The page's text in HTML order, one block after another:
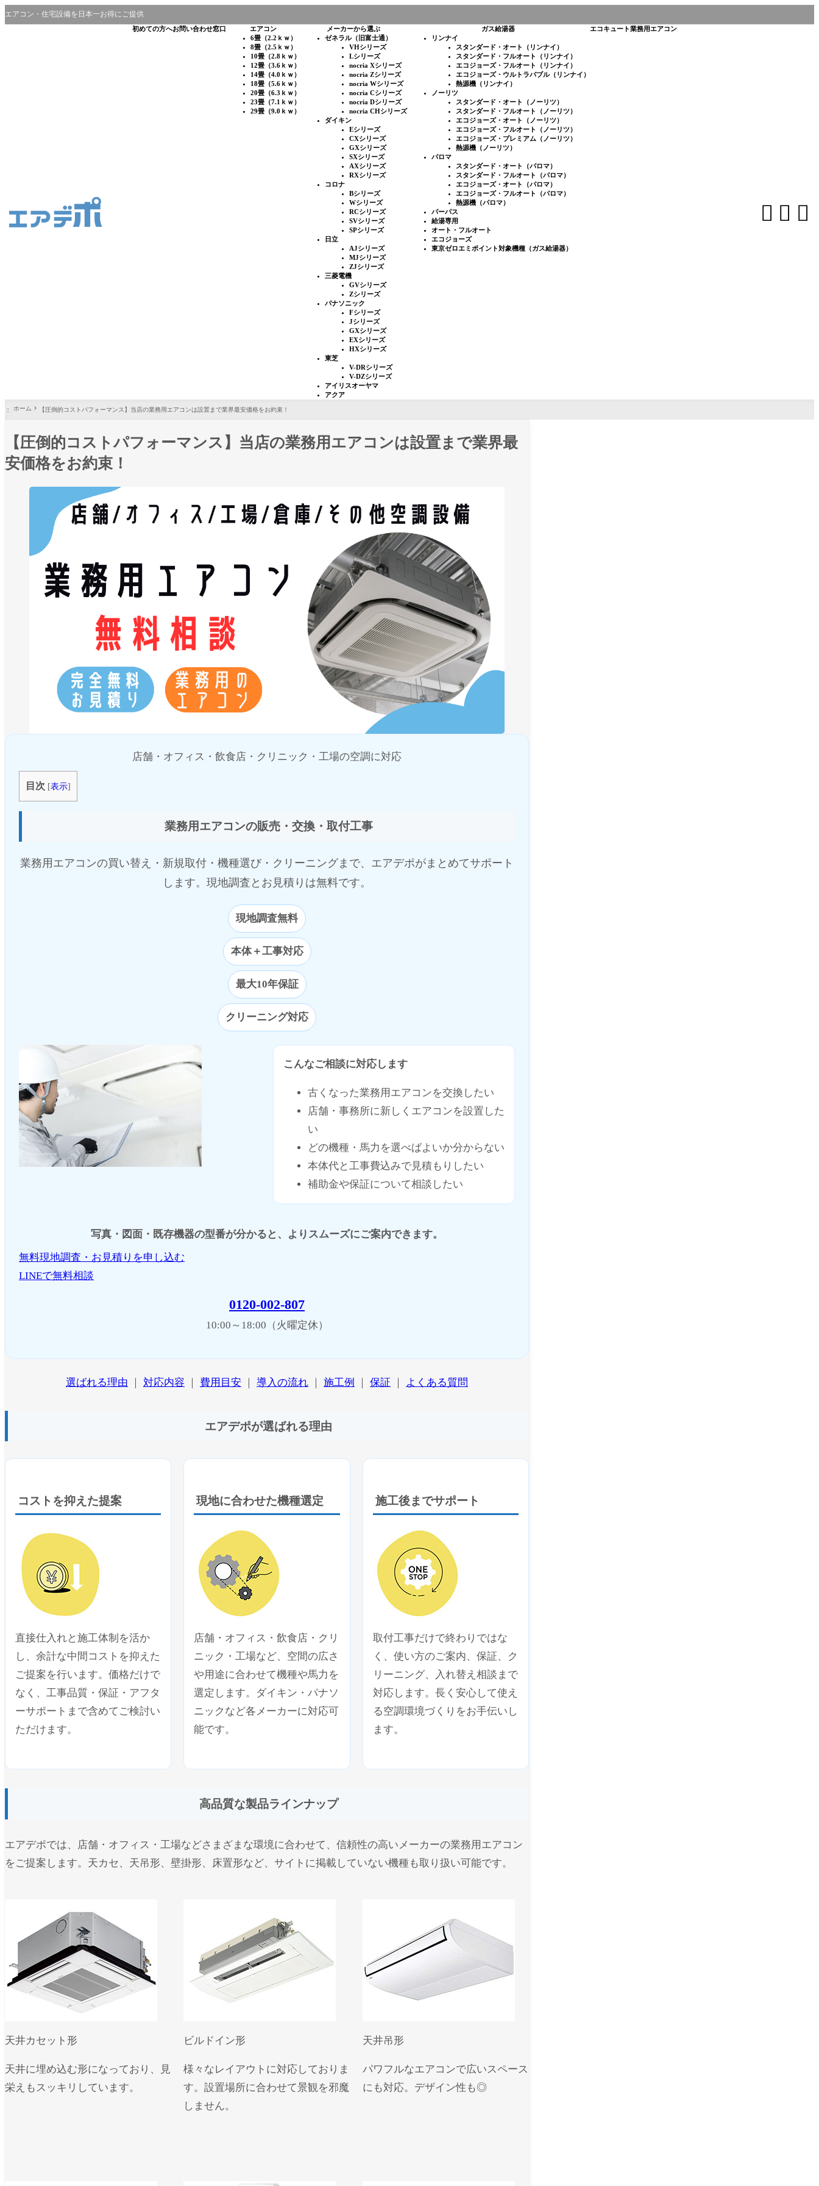
エアコン・住宅設備を日本一お得にご提供
初めての方へお問い合わせ窓口
エアコン
6畳（2.2ｋｗ）
8畳（2.5ｋｗ）
10畳（2.8ｋｗ）
12畳（3.6ｋｗ）
14畳（4.0ｋｗ）
18畳（5.6ｋｗ）
20畳（6.3ｋｗ）
23畳（7.1ｋｗ）
29畳（9.0ｋｗ）
メーカーから選ぶ
ゼネラル（旧富士通）
VHシリーズ
Lシリーズ
nocria Xシリーズ
nocria Zシリーズ
nocria Wシリーズ
nocria Cシリーズ
nocria Dシリーズ
nocria CHシリーズ
ダイキン
Eシリーズ
CXシリーズ
GXシリーズ
SXシリーズ
AXシリーズ
RXシリーズ
コロナ
Bシリーズ
Wシリーズ
RCシリーズ
SVシリーズ
SPシリーズ
日立
AJシリーズ
MJシリーズ
ZJシリーズ
三菱電機
GVシリーズ
Zシリーズ
パナソニック
Fシリーズ
Jシリーズ
GXシリーズ
EXシリーズ
HXシリーズ
東芝
V-DRシリーズ
V-DZシリーズ
アイリスオーヤマ
アクア
ガス給湯器
リンナイ
スタンダード・オート（リンナイ）
スタンダード・フルオート（リンナイ）
エコジョーズ・フルオート（リンナイ）
エコジョーズ・ウルトラバブル（リンナイ）
熱源機（リンナイ）
ノーリツ
スタンダード・オート（ノーリツ）
スタンダード・フルオート（ノーリツ）
エコジョーズ・オート（ノーリツ）
エコジョーズ・フルオート（ノーリツ）
エコジョーズ・プレミアム（ノーリツ）
熱源機（ノーリツ）
パロマ
スタンダード・オート（パロマ）
スタンダード・フルオート（パロマ）
エコジョーズ・オート（パロマ）
エコジョーズ・フルオート（パロマ）
熱源機（パロマ）
パーパス
給湯専用
オート・フルオート
エコジョーズ
東京ゼロエミポイント対象機種（ガス給湯器）
エコキュート業務用エアコン
  
 ホーム 【圧倒的コストパフォーマンス】当店の業務用エアコンは設置まで業界最安価格をお約束！
【圧倒的コストパフォーマンス】当店の業務用エアコンは設置まで業界最
安価格をお約束！
店舗・オフィス・飲食店・クリニック・工場の空調に対応
目次 [表示]
業務用エアコンの販売・交換・取付工事
業務用エアコンの買い替え・新規取付・機種選び・クリーニングまで、エアデポがまとめてサポート
します。現地調査とお見積りは無料です。
現地調査無料
本体＋工事対応
最大10年保証
クリーニング対応
こんなご相談に対応します
古くなった業務用エアコンを交換したい
店舗・事務所に新しくエアコンを設置した
い
どの機種・馬力を選べばよいか分からない
本体代と工事費込みで見積もりしたい
補助金や保証について相談したい
写真・図面・既存機器の型番が分かると、よりスムーズにご案内できます。
無料現地調査・お見積りを申し込む
LINEで無料相談
0120-002-807
10:00～18:00（火曜定休）
選ばれる理由 ｜ 対応内容 ｜ 費用目安 ｜ 導入の流れ ｜ 施工例 ｜ 保証 ｜ よくある質問
エアデポが選ばれる理由
コストを抑えた提案
直接仕入れと施工体制を活か
し、余計な中間コストを抑えた
ご提案を行います。価格だけで
なく、工事品質・保証・アフタ
ーサポートまで含めてご検討い
ただけます。
現地に合わせた機種選定
店舗・オフィス・飲食店・クリ
ニック・工場など、空間の広さ
や用途に合わせて機種や馬力を
選定します。ダイキン・パナソ
ニックなど各メーカーに対応可
能です。
施工後までサポート
取付工事だけで終わりではな
く、使い方のご案内、保証、ク
リーニング、入れ替え相談まで
対応します。長く安心して使え
る空調環境づくりをお手伝いし
ます。
高品質な製品ラインナップ
エアデポでは、店舗・オフィス・工場などさまざまな環境に合わせて、信頼性の高いメーカーの業務用エアコン
をご提案します。天カセ、天吊形、壁掛形、床置形など、サイトに掲載していない機種も取り扱い可能です。
天井カセット形
天井に埋め込む形になっており、見
栄えもスッキリしています。
ビルドイン形
様々なレイアウトに対応しておりま
す。設置場所に合わせて景観を邪魔
しません。
天井吊形
パワフルなエアコンで広いスペース
にも対応。デザイン性も◎